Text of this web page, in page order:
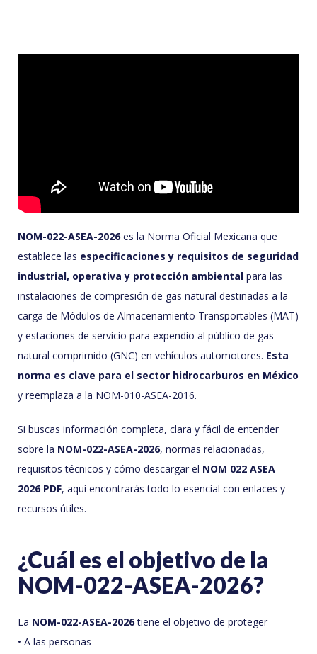
NOM-022-ASEA-2026 es la Norma Oficial Mexicana que
establece las especificaciones y requisitos de seguridad
industrial, operativa y protección ambiental para las
instalaciones de compresión de gas natural destinadas a la
carga de Módulos de Almacenamiento Transportables (MAT)
y estaciones de servicio para expendio al público de gas
natural comprimido (GNC) en vehículos automotores. Esta
norma es clave para el sector hidrocarburos en México
y reemplaza a la NOM-010-ASEA-2016.
Si buscas información completa, clara y fácil de entender
sobre la NOM-022-ASEA-2026, normas relacionadas,
requisitos técnicos y cómo descargar el NOM 022 ASEA
2026 PDF, aquí encontrarás todo lo esencial con enlaces y
recursos útiles.
¿Cuál es el objetivo de la
NOM-022-ASEA-2026?
La NOM-022-ASEA-2026tiene el objetivo de proteger
• A las personas